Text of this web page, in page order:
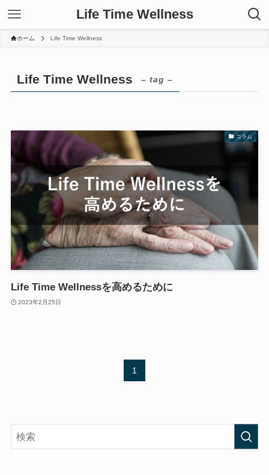
Life Time Wellness
ホーム Life Time Wellness
Life Time Wellness – tag –
コラム
Life Time Wellnessを高めるために
2023年2月25日
1